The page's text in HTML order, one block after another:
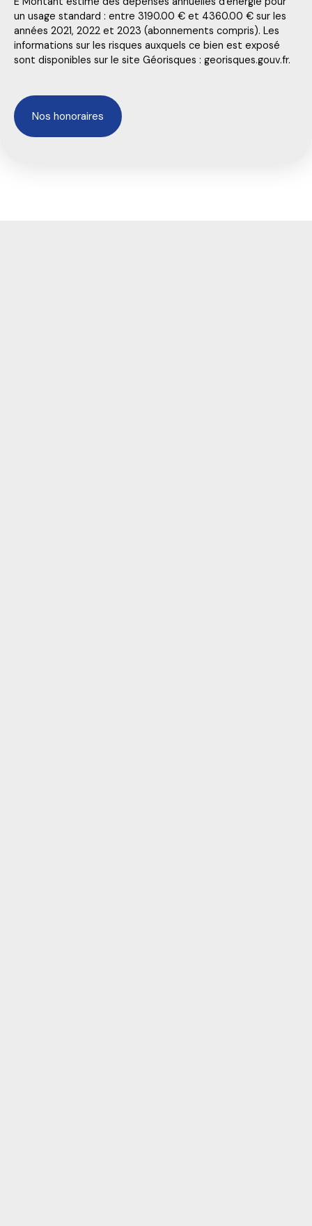
un usage standard : entre 3190.00 € et 4360.00 € sur les
années 2021, 2022 et 2023 (abonnements compris). Les
informations sur les risques auxquels ce bien est exposé
sont disponibles sur le site Géorisques : georisques.gouv.fr.
Nos honoraires